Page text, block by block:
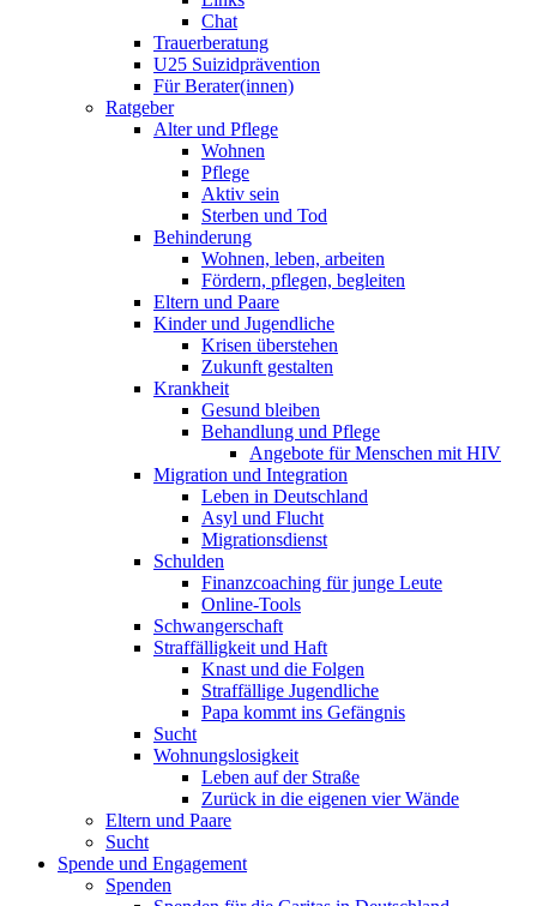
Chat
Trauerberatung
U25 Suizidprävention
Für Berater(innen)
Ratgeber
Alter und Pflege
Wohnen
Pflege
Aktiv sein
Sterben und Tod
Behinderung
Wohnen, leben, arbeiten
Fördern, pflegen, begleiten
Eltern und Paare
Kinder und Jugendliche
Krisen überstehen
Zukunft gestalten
Krankheit
Gesund bleiben
Behandlung und Pflege
Angebote für Menschen mit HIV
Migration und Integration
Leben in Deutschland
Asyl und Flucht
Migrationsdienst
Schulden
Finanzcoaching für junge Leute
Online-Tools
Schwangerschaft
Straffälligkeit und Haft
Knast und die Folgen
Straffällige Jugendliche
Papa kommt ins Gefängnis
Sucht
Wohnungslosigkeit
Leben auf der Straße
Zurück in die eigenen vier Wände
Eltern und Paare
Sucht
Spende und Engagement
Spenden